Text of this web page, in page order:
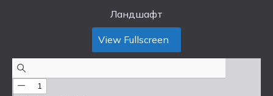
Ландшафт
View Fullscreen